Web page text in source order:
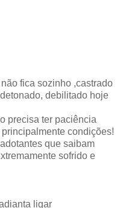
fica sozinho ,castrado
debilitado hoje
precisa ter paciência
condições!
que saibam
sofrido e
ligar